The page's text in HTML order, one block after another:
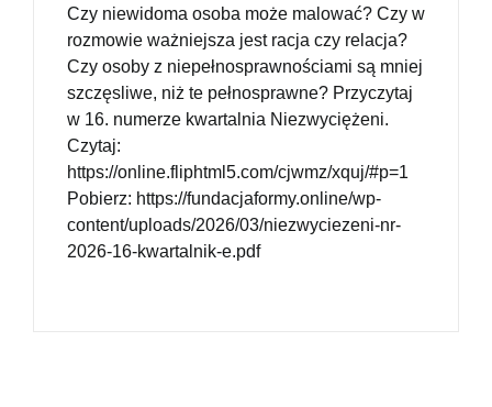
Czy niewidoma osoba może malować? Czy w
rozmowie ważniejsza jest racja czy relacja?
Czy osoby z niepełnosprawnościami są mniej
szczęsliwe, niż te pełnosprawne? Przyczytaj
w 16. numerze kwartalnia Niezwyciężeni.
Czytaj:
https://online.fliphtml5.com/cjwmz/xquj/#p=1
Pobierz: https://fundacjaformy.online/wp-
content/uploads/2026/03/niezwyciezeni-nr-
2026-16-kwartalnik-e.pdf